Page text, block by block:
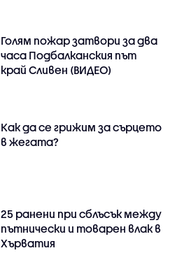
Голям пожар затвори за два
часа Подбалканския път
край Сливен (ВИДЕО)
Как да се грижим за сърцето
в жегата?
25 ранени при сблъсък между
пътнически и товарен влак в
Хърватия